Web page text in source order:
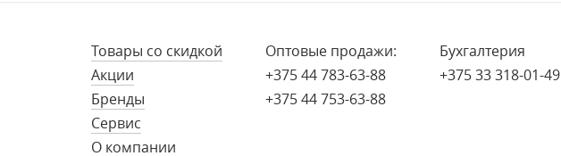
Товары со скидкой
Акции
Бренды
Сервис
О компании
Оптовые продажи:
+375 44 783-63-88
+375 44 753-63-88
Бухгалтерия
+375 33 318-01-49